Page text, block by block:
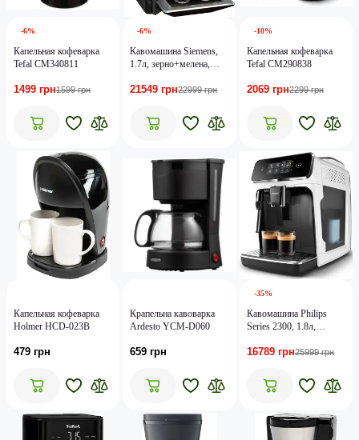
-6%
Капельная кофеварка
Tefal CM340811
1499 грн1599 грн
-6%
Кавомашина Siemens,
1.7л, зерно+мелена,
дисплей, авторецептів
21549 грн22999 грн
-10%
Капельная кофеварка
Tefal CM290838
2069 грн2299 грн
Капельная кофеварка
Holmer HCD-023B
479 грн
Крапельна кавоварка
Ardesto YCM-D060
659 грн
-35%
Кавомашина Philips
Series 2300, 1.8л,
авторецептів -2, білий
16789 грн25999 грн